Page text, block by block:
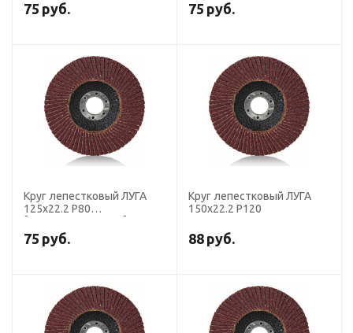
75 руб. 75 руб.
Круг лепестковый ЛУГА
125х22.2 Р80
75 руб.
Круг лепестковый ЛУГА
150х22.2 Р120
88 руб.